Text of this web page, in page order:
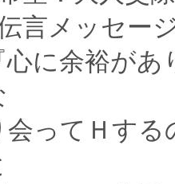
言メッセー
心に余裕が
会ってＨす